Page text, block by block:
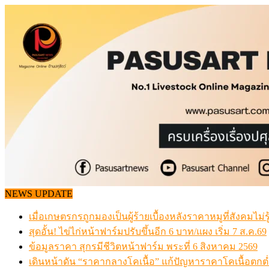
content
NEWS UPDATE
เมื่อเกษตรกรถูกมองเป็นผู้ร้ายเบื้องหลังราคาหมูที่สังคมไม่
สุดอั้น! ไข่ไก่หน้าฟาร์มปรับขึ้นอีก 6 บาท/แผง เริ่ม 7 ส.ค.69
ข้อมูลราคา สุกรมีชีวิตหน้าฟาร์ม พระที่ 6 สิงหาคม 2569
เดินหน้าดัน “ราคากลางโคเนื้อ” แก้ปัญหาราคาโคเนื้อตก